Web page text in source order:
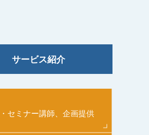
サービス紹介
セミナー講師、企画提供